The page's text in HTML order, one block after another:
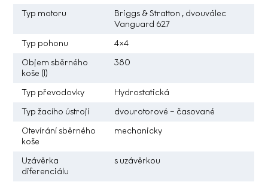
Typ motoru
Briggs & Stratton , dvouválec
Vanguard 627
Typ pohonu
4×4
Objem sběrného
koše (l)
380
Typ převodovky
Hydrostatická
Typ žacího ústrojí
dvourotorové – časované
Otevírání sběrného
koše
mechanicky
Uzávěrka
diferenciálu
s uzávěrkou